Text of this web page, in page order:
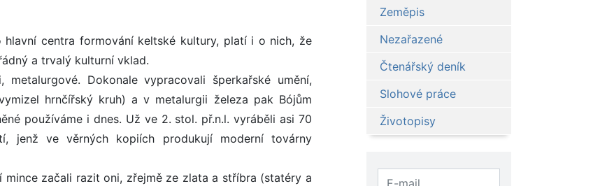
centra formování keltské kultury, platí i o nich, že
a trvalý kulturní vklad.
Dokonale vypracovali šperkařské umění,
hrnčířský kruh) a v metalurgii železa pak Bójům
používáme i dnes. Už ve 2. stol. př.n.l. vyráběli asi 70
jenž ve věrných kopiích produkují moderní továrny
začali razit oni, zřejmě ze zlata a stříbra (statéry a
Zeměpis
Nezařazené
Čtenářský deník
Slohové práce
Životopisy